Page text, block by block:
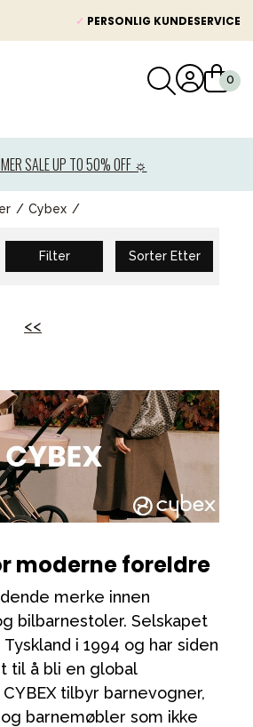
✓ PERSONLIG KUNDESERVICE
SALE UP TO 50% OFF ☼
Cybex
Filter Sorter Etter
<<
moderne foreldre
merke innen
bilbarnestoler. Selskapet
i 1994 og har siden
til å bli en global
tilbyr barnevogner,
barnemøbler som ikke
Bilstol
Babypakke
og baby
& Pappa
Tilbehør
Kampanjer
om gaver
Outlet
Veiledning
på
Butikken vår